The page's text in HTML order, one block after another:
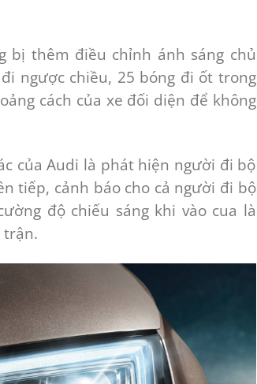
bị thêm điều chỉnh ánh sáng chủ
ngược chiều, 25 bóng đi ốt trong
cách của xe đối diện để không
của Audi là phát hiện người đi bộ
tiếp, cảnh báo cho cả người đi bộ
độ chiếu sáng khi vào cua là
trận.